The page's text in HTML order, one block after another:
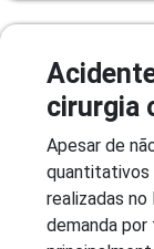
cirurgia
Apesar de
quantitativos
realizadas no
demanda